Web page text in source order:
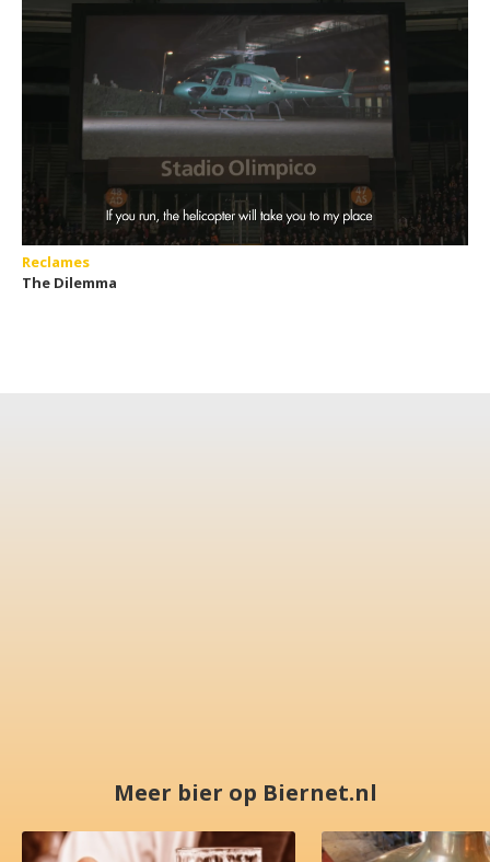
Reclames
The Dilemma
Meer bier op Biernet.nl